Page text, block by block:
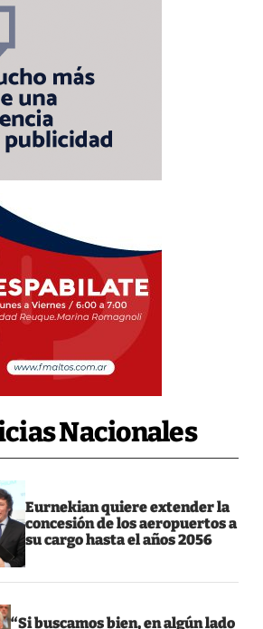
Nacionales
Eurnekian quiere extender la
concesión de los aeropuertos a
su cargo hasta el años 2056
“Si buscamos bien, en algún lado